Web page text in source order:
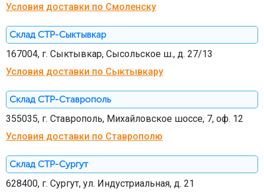
Условия доставки по Смоленску
Склад СТР-Сыктывкар
167004, г. Сыктывкар, Сысольское ш., д. 27/13
Условия доставки по Сыктывкару
Склад СТР-Ставрополь
355035, г. Ставрополь, Михайловское шоссе, 7, оф. 12
Условия доставки по Ставрополю
Склад СТР-Сургут
628400, г. Сургут, ул. Индустриальная, д. 21